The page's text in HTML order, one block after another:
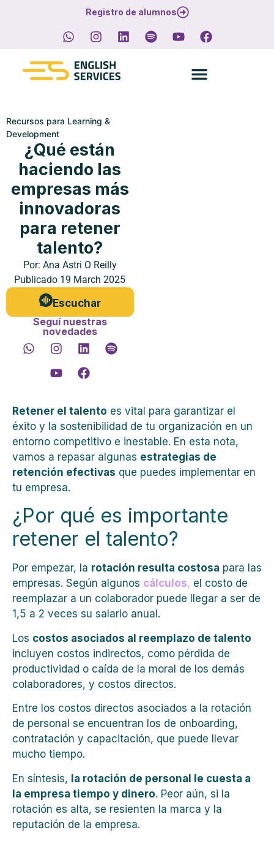
Registro de alumnos
Recursos para Learning &
Development
¿Qué están
haciendo las
empresas más
innovadoras
para retener
talento?
Por: Ana Astri O Reilly
Publicado 19 March 2025
Escuchar
Seguí nuestras
novedades
Retener el talento es vital para garantizar el
éxito y la sostenibilidad de tu organización en un
entorno competitivo e inestable. En esta nota,
vamos a repasar algunas estrategias de
retención efectivas que puedes implementar en
tu empresa.
¿Por qué es importante
retener el talento?
Por empezar, la rotación resulta costosa para las
empresas. Según algunos cálculos, el costo de
reemplazar a un colaborador puede llegar a ser de
1,5 a 2 veces su salario anual.
Los costos asociados al reemplazo de talento
incluyen costos indirectos, como pérdida de
productividad o caída de la moral de los demás
colaboradores, y costos directos.
Entre los costos directos asociados a la rotación
de personal se encuentran los de onboarding,
contratación y capacitación, que puede llevar
mucho tiempo.
En síntesis, la rotación de personal le cuesta a
la empresa tiempo y dinero. Peor aún, si la
rotación es alta, se resienten la marca y la
reputación de la empresa.